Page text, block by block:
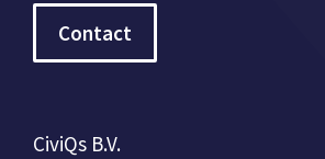
Contact
CiviQs B.V.